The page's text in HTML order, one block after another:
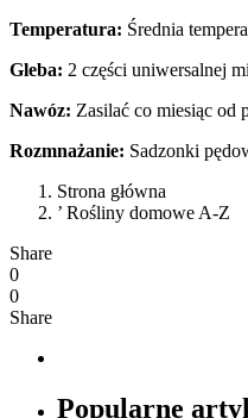
Temperatura: Średnia
Gleba: 2 części uniwersalnej
Nawóz: Zasilać co miesiąc od
Rozmnażanie: Sadzonki
Strona główna
’ Rośliny domowe A-Z
Share
0
0
Share
Popularne